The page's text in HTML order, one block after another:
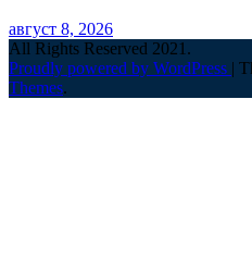
август 8, 2026
All Rights Reserved 2021.
Proudly powered by WordPress |
Themes.